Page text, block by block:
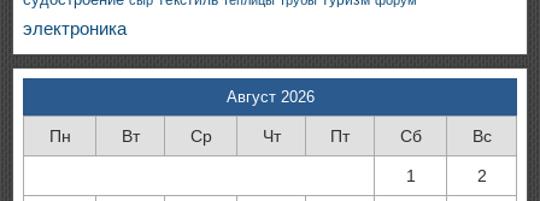
электроника
Август 2026
Пн Вт Ср Чт Пт Сб Вс
1 2